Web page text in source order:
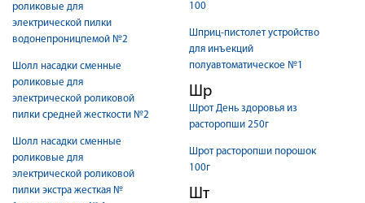
роликовые для
электрической пилки
водонепроницпемой №2
Шолл насадки сменные
роликовые для
электрической роликовой
пилки средней жесткости №2
Шолл насадки сменные
роликовые для
электрической роликовой
пилки экстра жесткая №
100
Шприц-пистолет устройство
для инъекций
полуавтоматическое №1
Шр
Шрот День здоровья из
расторопши 250г
Шрот расторопши порошок
100г
Шт